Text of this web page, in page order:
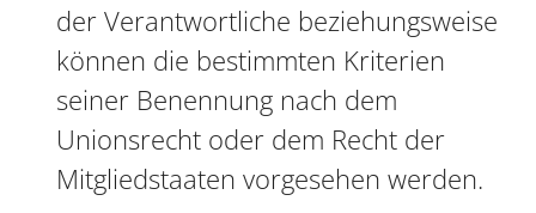
der Verantwortliche beziehungsweise
können die bestimmten Kriterien
seiner Benennung nach dem
Unionsrecht oder dem Recht der
Mitgliedstaaten vorgesehen werden.